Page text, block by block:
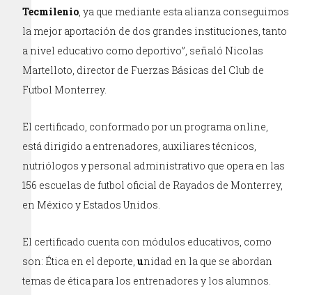
Tecmilenio, ya que mediante esta alianza conseguimos
la mejor aportación de dos grandes instituciones, tanto
a nivel educativo como deportivo”, señaló Nicolas
Martelloto, director de Fuerzas Básicas del Club de
Futbol Monterrey.
El certificado, conformado por un programa online,
está dirigido a entrenadores, auxiliares técnicos,
nutriólogos y personal administrativo que opera en las
156 escuelas de futbol oficial de Rayados de Monterrey,
en México y Estados Unidos.
El certificado cuenta con módulos educativos, como
son: Ética en el deporte, unidad en la que se abordan
temas de ética para los entrenadores y los alumnos.